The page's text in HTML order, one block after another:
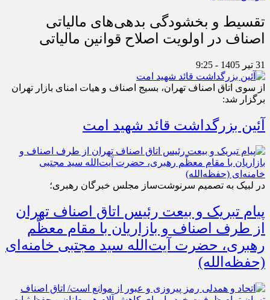
تقسیط و بخشودگی بدهی‌های مالیاتی
اصناف در اولویت اصلاح قوانین مالیاتی
31 تیر 1405 - 9:25
از سوی اتاق اصناف تهران، بسیج اصناف و هیات امنای بازار تهران
برگزار شد:
آئین بزرگداشت قائد شهید امت
در لبیک به تصمیم سرنوشت‌ساز مجلس خبرگان رهبری؛
پیام تبریک و بیعت رئیس اتاق اصناف تهران
از طرف اصناف و بازاریان با مقام معظّم
رهبری، حضرت آیت‌الله سید مجتبی خامنه‌ای
(حفظه‌الله)